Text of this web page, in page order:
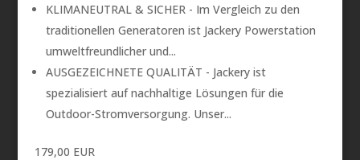
KLIMANEUTRAL & SICHER - Im Vergleich zu den
traditionellen Generatoren ist Jackery Powerstation
umweltfreundlicher und...
AUSGEZEICHNETE QUALITÄT - Jackery ist
spezialisiert auf nachhaltige Lösungen für die
Outdoor-Stromversorgung. Unser...
179,00 EUR